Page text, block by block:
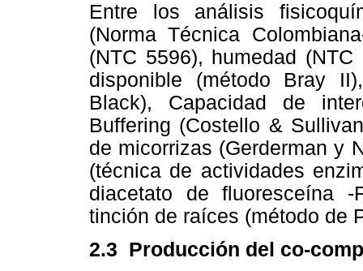
Entre los análisis
(Norma Técnica
(NTC 5596), humedad
disponible (método Bray
Black), Capacidad de
Buffering (Costello &
de micorrizas (Gerderman y
(técnica de actividades
diacetato de fluoresceína
tinción de raíces (método de
2.3 Producción del co-